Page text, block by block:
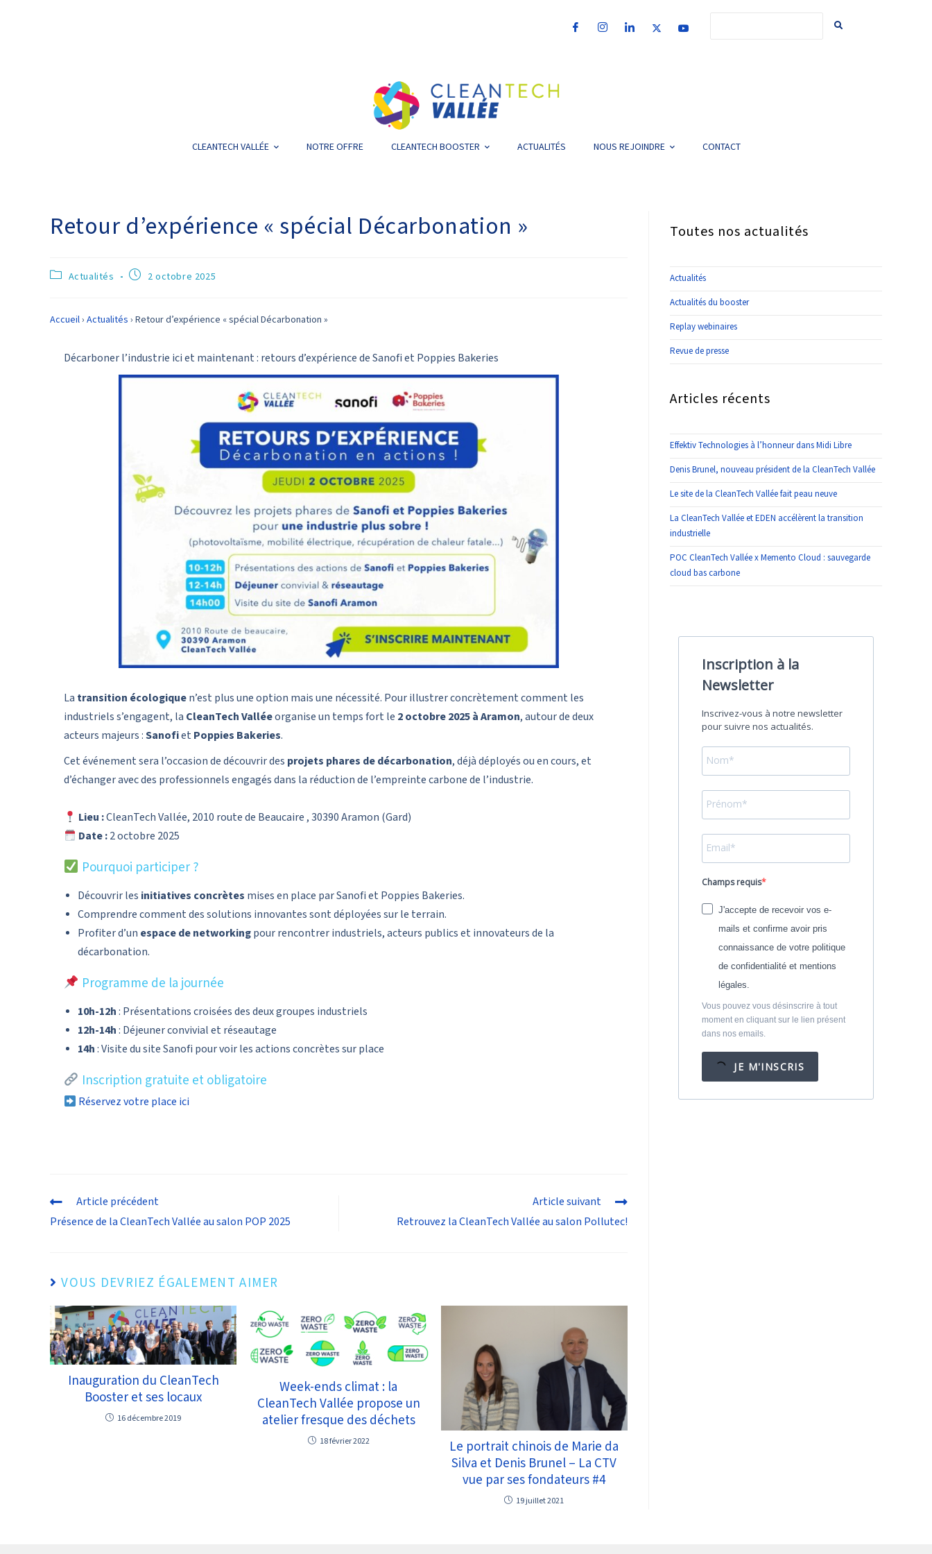
CLEANTECH VALLÉE NOTRE OFFRE CLEANTECH BOOSTER ACTUALITÉS NOUS REJOINDRE CONTACT
Retour d’expérience « spécial Décarbonation »
Actualités 2 octobre 2025
Accueil› Actualités › Retour d’expérience « spécial Décarbonation »
Décarboner l’industrie ici et maintenant : retours d’expérience de Sanofi et Poppies Bakeries
La transition écologiquen’est plus une option mais une nécessité. Pour illustrer concrètement comment les
industriels s’engagent, la CleanTech Valléeorganise un temps fort le 2 octobre 2025 à Aramon, autour de deux
acteurs majeurs :SanofietPoppies Bakeries.
Cet événement sera l’occasion de découvrir des projets phares de décarbonation, déjà déployés ou en cours, et
d’échanger avec des professionnels engagés dans la réduction de l’empreinte carbone de l’industrie.
Lieu :CleanTech Vallée, 2010 route de Beaucaire , 30390 Aramon (Gard)
Date :2 octobre 2025
Pourquoi participer ?
Découvrir les initiatives concrètes mises en place par Sanofi et Poppies Bakeries.
Comprendre comment des solutions innovantes sont déployées sur le terrain.
Profiter d’un espace de networkingpour rencontrer industriels, acteurs publics et innovateurs de la
décarbonation.
Programme de la journée
10h-12h: Présentations croisées des deux groupes industriels
12h-14h: Déjeuner convivial et réseautage
14h: Visite du site Sanofi pour voir les actions concrètes sur place
Inscription gratuite et obligatoire
Réservez votre place ici
Article précédent
Présence de la CleanTech Vallée au salon POP 2025
Article suivant
Retrouvez la CleanTech Vallée au salon Pollutec!
VOUS DEVRIEZ ÉGALEMENT AIMER
Inauguration du CleanTech
Booster et ses locaux
16 décembre 2019
Week-ends climat : la
CleanTech Vallée propose un
atelier fresque des déchets
18 février 2022
Le portrait chinois de Marie da
Silva et Denis Brunel – La CTV
vue par ses fondateurs #4
19 juillet 2021
Toutes nos actualités
Actualités
Actualités du booster
Replay webinaires
Revue de presse
Articles récents
Effektiv Technologies à l’honneur dans Midi Libre
Denis Brunel, nouveau président de la CleanTech Vallée
Le site de la CleanTech Vallée fait peau neuve
La CleanTech Vallée et EDEN accélèrent la transition
industrielle
POC CleanTech Vallée x Memento Cloud : sauvegarde
cloud bas carbone
Inscription à la
Newsletter
Inscrivez-vous à notre newsletter
pour suivre nos actualités.
Champs requis
J'accepte de recevoir vos e-
mails et confirme avoir pris
connaissance de votre politique
de confidentialité et mentions
légales.
Vous pouvez vous désinscrire à tout
moment en cliquant sur le lien présent
dans nos emails.
JE M'INSCRIS